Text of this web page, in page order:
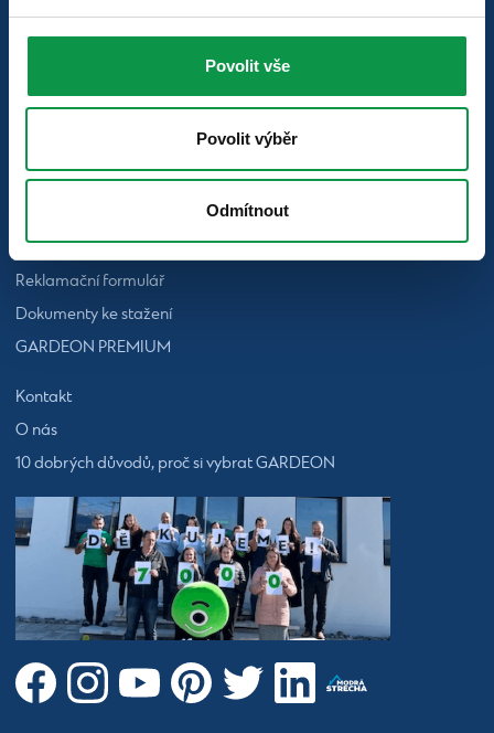
Povolit vše
Povolit výběr
Odmítnout
Všeobecné obchodní podmínky
GDPR
Reklamační formulář
Dokumenty ke stažení
GARDEON PREMIUM
Kontakt
O nás
10 dobrých důvodů, proč si vybrat GARDEON